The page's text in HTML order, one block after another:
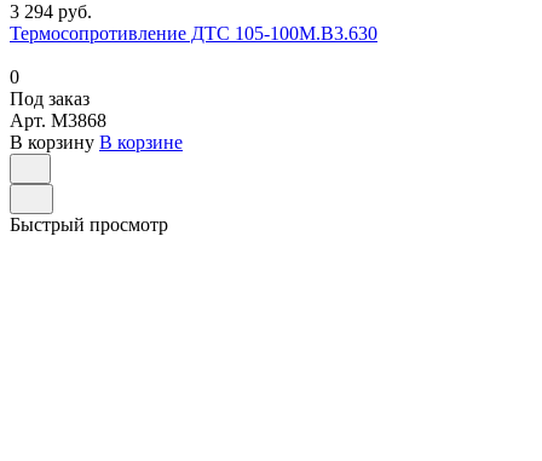
3 294 руб.
Термосопротивление ДТС 105-100М.В3.630
0
Под заказ
Арт. M3868
В корзину В корзине
Быстрый просмотр